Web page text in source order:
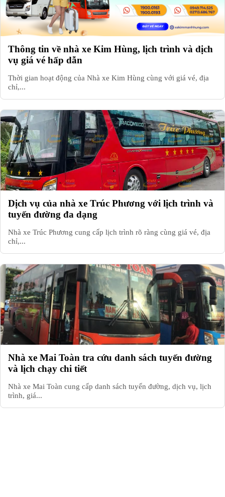
Thông tin về nhà xe Kim Hùng, lịch trình và dịch
vụ giá vé hấp dẫn
Thời gian hoạt động của Nhà xe Kim Hùng cùng với giá vé, địa
chỉ,...
Dịch vụ của nhà xe Trúc Phương với lịch trình và
tuyến đường đa dạng
Nhà xe Trúc Phương cung cấp lịch trình rõ ràng cùng giá vé, địa
chỉ,...
Nhà xe Mai Toàn tra cứu danh sách tuyến đường
và lịch chạy chi tiết
Nhà xe Mai Toàn cung cấp danh sách tuyến đường, dịch vụ, lịch
trình, giá...